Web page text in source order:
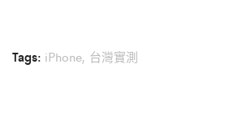
Tags: iPhone, 台灣實測